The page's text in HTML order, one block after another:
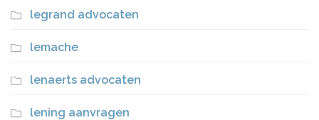
legrand advocaten
lemache
lenaerts advocaten
lening aanvragen